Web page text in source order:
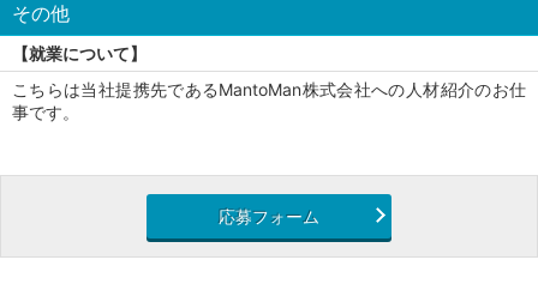
その他
【就業について】
こちらは当社提携先であるMantoMan株式会社への人材紹介のお仕
事です。
応募フォーム